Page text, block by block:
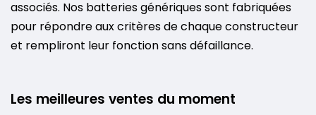
associés. Nos batteries génériques sont fabriquées
pour répondre aux critères de chaque constructeur
et rempliront leur fonction sans défaillance.
Les meilleures ventes du moment